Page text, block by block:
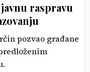
javnu raspravu
pozvao građane